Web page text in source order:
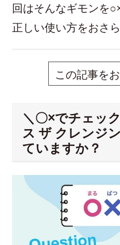
回はそんなギモンを
正しい使い方をおさ
この記事を
＼〇×でチェッ
ス ザ クレンジ
ていますか？